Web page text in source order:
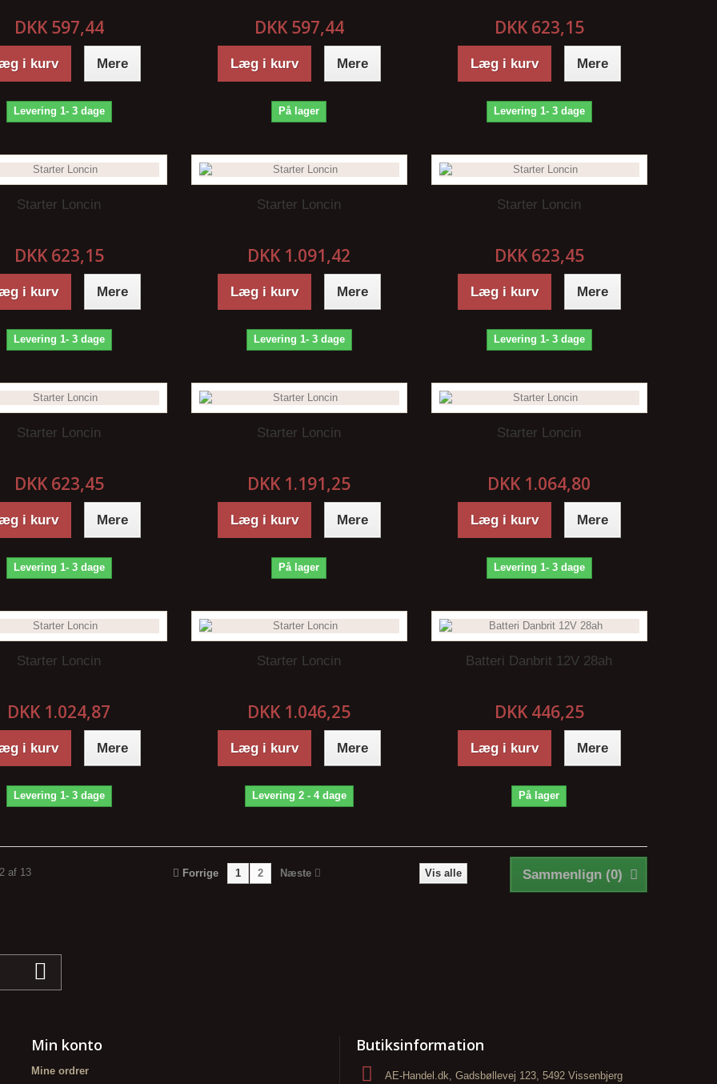
DKK 597,44
i kurv Mere
Levering 1- 3 dage
DKK 597,44
Læg i kurv Mere
På lager
DKK 623,15
Læg i kurv Mere
Levering 1- 3 dage
Starter Loncin
DKK 623,15
i kurv Mere
Levering 1- 3 dage
Starter Loncin
DKK 1.091,42
Læg i kurv Mere
Levering 1- 3 dage
Starter Loncin
DKK 623,45
Læg i kurv Mere
Levering 1- 3 dage
Starter Loncin
DKK 623,45
i kurv Mere
Levering 1- 3 dage
Starter Loncin
DKK 1.191,25
Læg i kurv Mere
På lager
Starter Loncin
DKK 1.064,80
Læg i kurv Mere
Levering 1- 3 dage
Starter Loncin
DKK 1.024,87
i kurv Mere
Levering 1- 3 dage
Starter Loncin
DKK 1.046,25
Læg i kurv Mere
Levering 2 - 4 dage
Batteri Danbrit 12V 28ah
DKK 446,25
Læg i kurv Mere
På lager
Sammenlign (0)
Vis alle
Forrige 1 2 Næste
af 13
Min konto
Mine ordrer
Butiksinformation
AE-Handel.dk, Gadsbøllevej 123, 5492 Vissenbjerg